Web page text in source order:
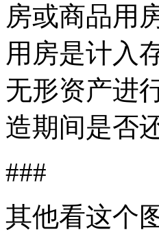
房或商品用
用房是计入
无形资产进
造期间是否
###
其他看这个